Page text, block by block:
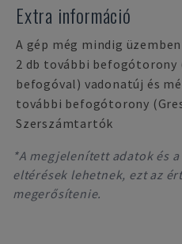
Extra információ
A gép még mindig
2 db további befogótorony
befogóval) vadonatúj és
további befogótorony
Szerszámtartók
*A megjelenített adatok és
eltérések lehetnek, ezt az
megerősítenie.